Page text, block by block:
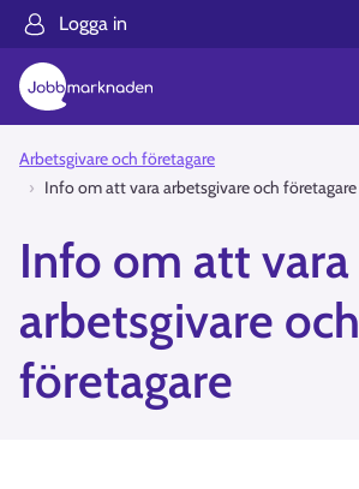
Logga in
Arbetsgivare och företagare
Info om att vara arbetsgivare och företagare
Info om att vara
arbetsgivare och
företagare